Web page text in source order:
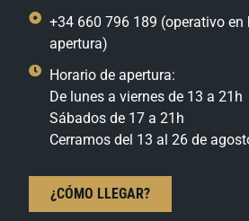
+34 660 796 189 (operativo en
apertura)
Horario de apertura:
De lunes a viernes de 13 a 21h
Sábados de 17 a 21h
Cerramos del 13 al 26 de
¿CÓMO LLEGAR?